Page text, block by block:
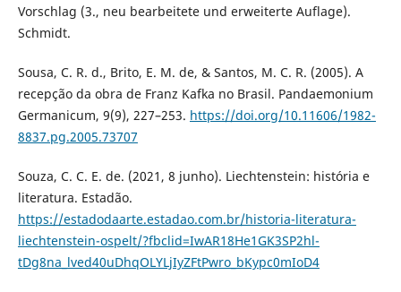
Vorschlag (3., neu bearbeitete und erweiterte Auflage).
Schmidt.
Sousa, C. R. d., Brito, E. M. de, & Santos, M. C. R. (2005). A
recepção da obra de Franz Kafka no Brasil. Pandaemonium
Germanicum, 9(9), 227–253. https://doi.org/10.11606/1982-
8837.pg.2005.73707
Souza, C. C. E. de. (2021, 8 junho). Liechtenstein: história e
literatura. Estadão.
https://estadodaarte.estadao.com.br/historia-literatura-
liechtenstein-ospelt/?fbclid=IwAR18He1GK3SP2hl-
tDg8na_lved40uDhqOLYLjIyZFtPwro_bKypc0mIoD4